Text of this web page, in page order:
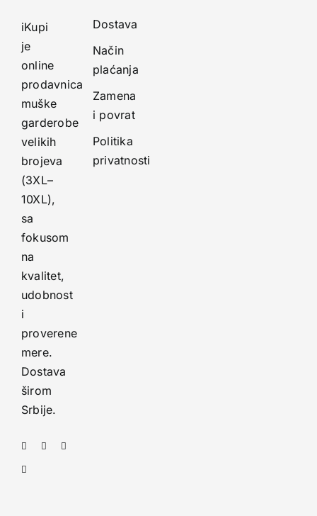
iKupi
je
online
prodavnica
muške
garderobe
velikih
brojeva
(3XL–
10XL),
sa
fokusom
na
kvalitet,
udobnost
i
proverene
mere.
Dostava
širom
Srbije.
Dostava
Način
plaćanja
Zamena
i povrat
Politika
privatnosti